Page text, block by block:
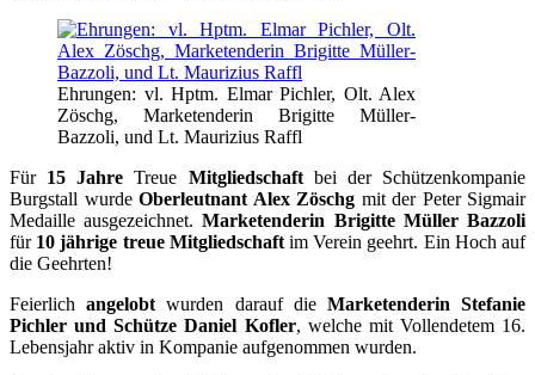
Ehrungen: vl. Hptm. Elmar Pichler, Olt. Alex
Zöschg, Marketenderin Brigitte Müller-
Bazzoli, und Lt. Maurizius Raffl
Für 15 Jahre Treue Mitgliedschaft bei der Schützenkompanie
Burgstall wurde Oberleutnant Alex Zöschg mit der Peter Sigmair
Medaille ausgezeichnet.Marketenderin Brigitte Müller Bazzoli
für 10 jährige treue Mitgliedschaftim Verein geehrt. Ein Hoch auf
die Geehrten!
Feierlichangelobt wurden darauf die Marketenderin Stefanie
Pichler und Schütze Daniel Kofler, welche mit Vollendetem 16.
Lebensjahr aktiv in Kompanie aufgenommen wurden.